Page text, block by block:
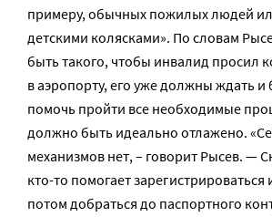
примеру, обычных пожилых людей
детскими колясками». По словам
быть такого, чтобы инвалид просил
в аэропорту, его уже должны ждать и
помочь пройти все необходимые
должно быть идеально отлажено.
механизмов нет, – говорит Рысев. —
кто-то помогает зарегистрироваться
потом добраться до паспортного